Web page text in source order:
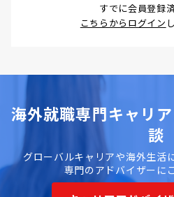
すでに会員登録
こちらからログイン
海外就職専門キャリ
談
グローバルキャリアや海外生活
専門のアドバイザーに